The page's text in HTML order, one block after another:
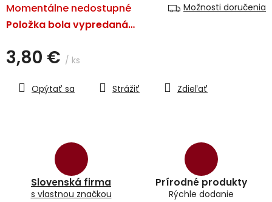
3,80 € / ks
cena:
Momentálne nedostupné Možnosti doručenia
Položka bola vypredaná…
Opýtať sa Strážiť Zdieľať
z
5
Slovenská firma
s vlastnou značkou
Prírodné produkty
Rýchle dodanie